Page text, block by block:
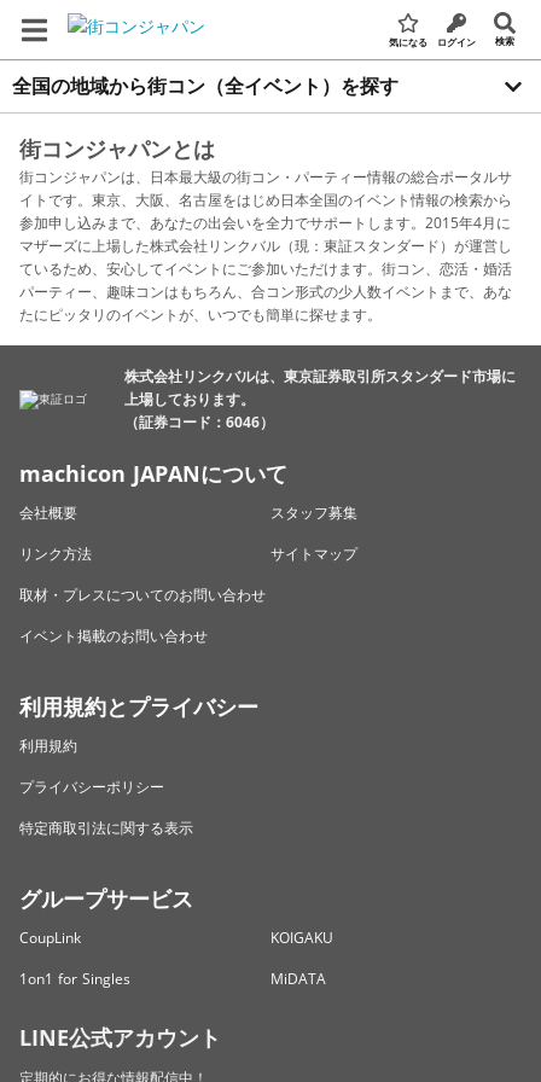
気になる ログイン 検索
全国の地域から街コン（全イベント）を探す
街コンジャパンとは
街コンジャパンは、日本最大級の街コン・パーティー情報の総合ポータルサ
イトです。東京、大阪、名古屋をはじめ日本全国のイベント情報の検索から
参加申し込みまで、あなたの出会いを全力でサポートします。2015年4月に
マザーズに上場した株式会社リンクバル（現：東証スタンダード）が運営し
ているため、安心してイベントにご参加いただけます。街コン、恋活・婚活
パーティー、趣味コンはもちろん、合コン形式の少人数イベントまで、あな
たにピッタリのイベントが、いつでも簡単に探せます。
株式会社リンクバルは、東京証券取引所スタンダード市場に
上場しております。
（証券コード：6046）
machicon JAPANについて
会社概要
スタッフ募集
リンク方法
サイトマップ
取材・プレスについてのお問い合わせ
イベント掲載のお問い合わせ
利用規約とプライバシー
利用規約
プライバシーポリシー
特定商取引法に関する表示
グループサービス
CoupLink
KOIGAKU
1on1 for Singles
MiDATA
LINE公式アカウント
定期的にお得な情報配信中！